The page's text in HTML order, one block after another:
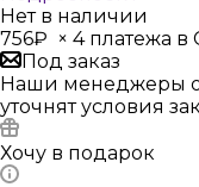
Нет в наличии
756₽ × 4 платежа в
Под заказ
Наши менеджеры
уточнят условия
Хочу в подарок